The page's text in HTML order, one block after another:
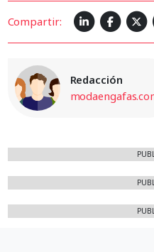
Compartir:
Redacción